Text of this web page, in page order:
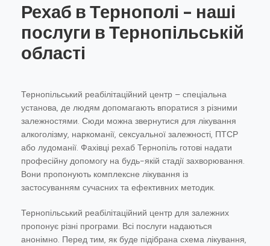
Рехаб в Тернополі - наші
послуги в Тернопільській
області
Тернопільський реабілітаційний центр – спеціальна
установа, де людям допомагають впоратися з різними
залежностями. Сюди можна звернутися для лікування
алкоголізму, наркоманії, сексуальної залежності, ПТСР
або лудоманії. Фахівці рехаб Тернопіль готові надати
професійну допомогу на будь-якій стадії захворювання.
Вони пропонують комплексне лікування із
застосуванням сучасних та ефективних методик.
Тернопільський реабілітаційний центр для залежних
пропонує різні програми. Всі послуги надаються
анонімно. Перед тим, як буде підібрана схема лікування,